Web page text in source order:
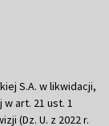
S.A. w likwidacji,
art. 21 ust. 1
(Dz. U. z 2022 r.